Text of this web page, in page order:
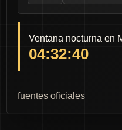
Ventana nocturna en
04:32:39
fuentes oficiales